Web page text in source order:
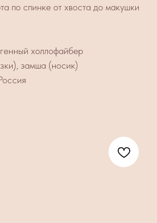
по спинке от хвоста до макушки
холлофайбер
замша (носик)